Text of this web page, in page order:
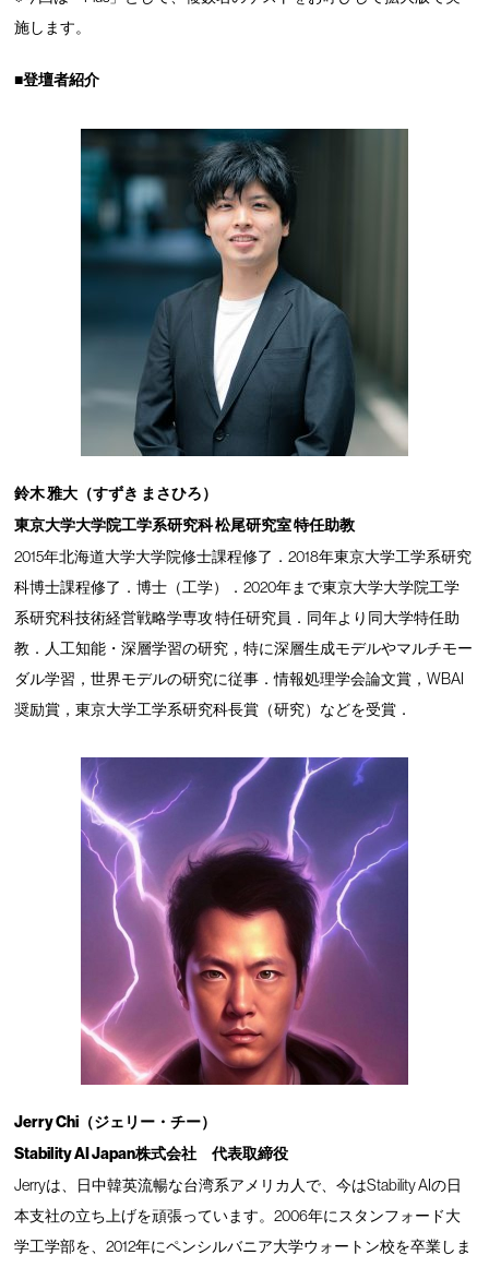
施します。
■登壇者紹介
鈴木 雅大（すずき まさひろ）
東京大学大学院工学系研究科 松尾研究室 特任助教
2015年北海道大学大学院修士課程修了．2018年東京大学工学系研究
科博士課程修了．博士（工学）．2020年まで東京大学大学院工学
系研究科技術経営戦略学専攻 特任研究員．同年より同大学特任助
教．人工知能・深層学習の研究，特に深層生成モデルやマルチモー
ダル学習，世界モデルの研究に従事．情報処理学会論文賞，WBAI
奨励賞，東京大学工学系研究科⻑賞（研究）などを受賞．
Jerry Chi（ジェリー・チー）
Stability AI Japan株式会社 代表取締役
Jerryは、日中韓英流暢な台湾系アメリカ人で、今はStability AIの日
本支社の立ち上げを頑張っています。2006年にスタンフォード大
学工学部を、2012年にペンシルバニア大学ウォートン校を卒業しま